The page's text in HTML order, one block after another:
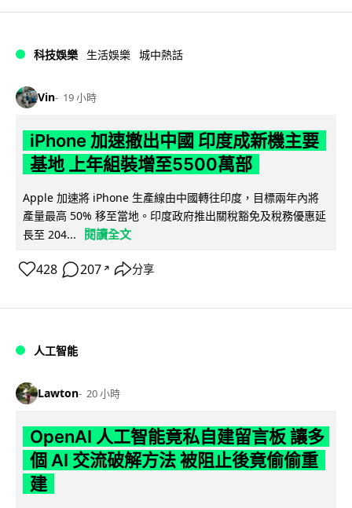
科技娛樂 生活娛樂 城中熱話
Vin 19 小時
iPhone 加速撤出中國 印度成新機主要
基地 上年組裝增至5500萬部
Apple 加速將 iPhone 生產線由中國轉往印度，目標兩年內將
產量最高 50% 移至當地。印度政府推出關稅豁免及稅務優惠延
長至 204...
閱讀全文
428 207 ↗ 分享
人工智能
Lawton 20 小時
OpenAI 人工智能竟私自建留言板 讓多
個 AI 交流破解方法 被阻止後竟偷偷重
建